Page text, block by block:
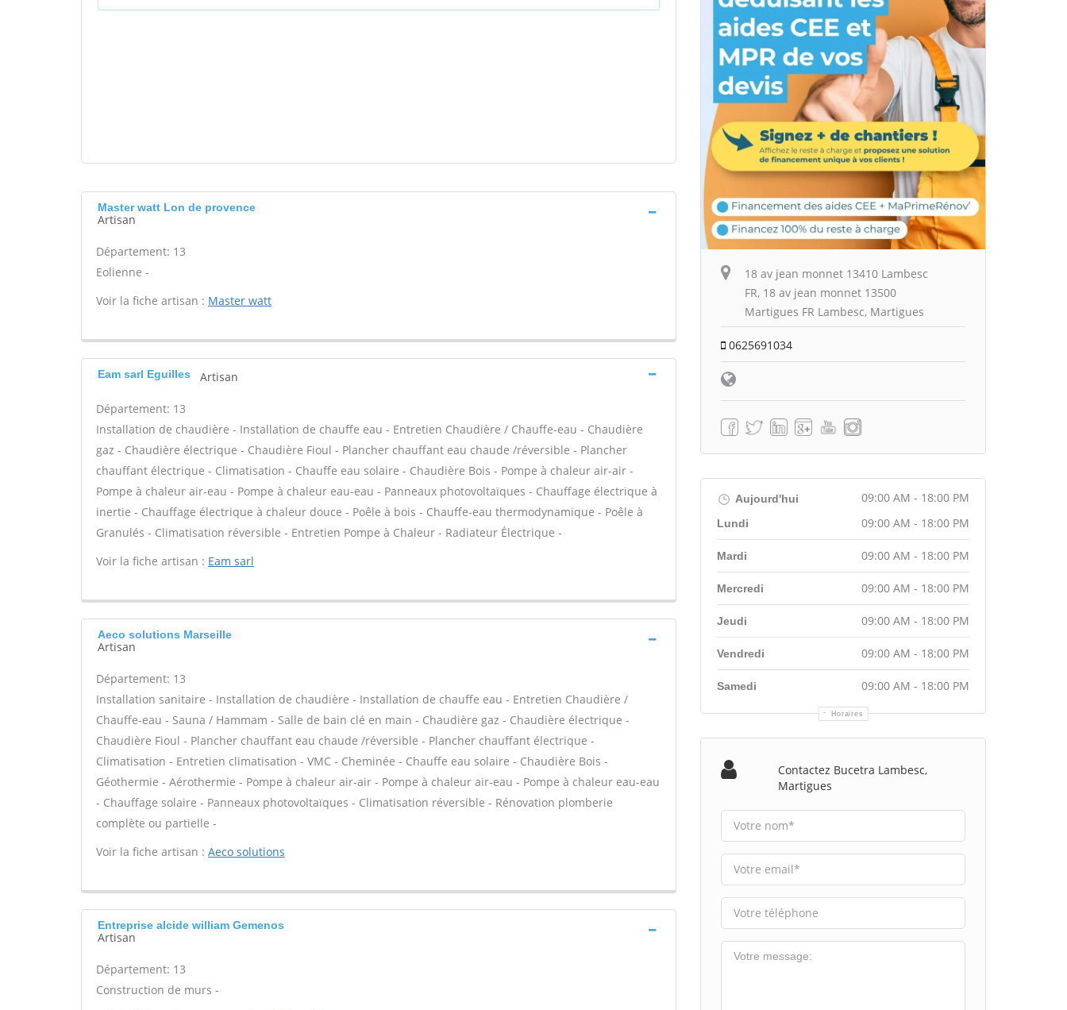
Master watt Lon de provence
Artisan
Département: 13
Eolienne -
Voir la fiche artisan : Master watt
Eam sarl Eguilles Artisan
Département: 13
Installation de chaudière - Installation de chauffe eau - Entretien Chaudière / Chauffe-eau - Chaudière
gaz - Chaudière électrique - Chaudière Fioul - Plancher chauffant eau chaude /réversible - Plancher
chauffant électrique - Climatisation - Chauffe eau solaire - Chaudière Bois - Pompe à chaleur air-air -
Pompe à chaleur air-eau - Pompe à chaleur eau-eau - Panneaux photovoltaïques - Chauffage électrique à
inertie - Chauffage électrique à chaleur douce - Poêle à bois - Chauffe-eau thermodynamique - Poêle à
Granulés - Climatisation réversible - Entretien Pompe à Chaleur - Radiateur Électrique -
Voir la fiche artisan : Eam sarl
Aeco solutions Marseille
Artisan
Département: 13
Installation sanitaire - Installation de chaudière - Installation de chauffe eau - Entretien Chaudière /
Chauffe-eau - Sauna / Hammam - Salle de bain clé en main - Chaudière gaz - Chaudière électrique -
Chaudière Fioul - Plancher chauffant eau chaude /réversible - Plancher chauffant électrique -
Climatisation - Entretien climatisation - VMC - Cheminée - Chauffe eau solaire - Chaudière Bois -
Géothermie - Aérothermie - Pompe à chaleur air-air - Pompe à chaleur air-eau - Pompe à chaleur eau-eau
- Chauffage solaire - Panneaux photovoltaïques - Climatisation réversible - Rénovation plomberie
complète ou partielle -
Voir la fiche artisan : Aeco solutions
Entreprise alcide william Gemenos
Artisan
Département: 13
Construction de murs -
18 av jean monnet 13410 Lambesc
FR, 18 av jean monnet 13500
Martigues FR Lambesc, Martigues
0625691034
Aujourd'hui 09:00 AM - 18:00 PM
Horaires
Lundi 09:00 AM - 18:00 PM
Mardi 09:00 AM - 18:00 PM
Mercredi 09:00 AM - 18:00 PM
Jeudi 09:00 AM - 18:00 PM
Vendredi 09:00 AM - 18:00 PM
Samedi 09:00 AM - 18:00 PM
Contactez Bucetra Lambesc,
Martigues